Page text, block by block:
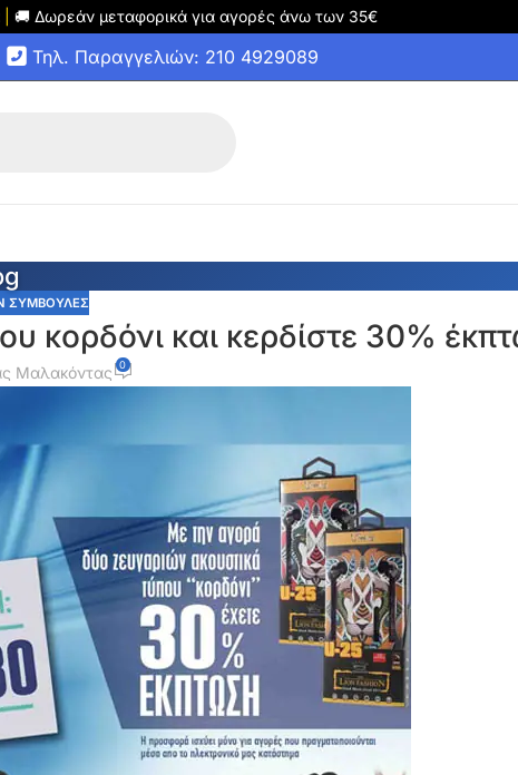
🚚 Δωρεάν μεταφορικά για αγορές άνω των 35€
Τηλ. Παραγγελιών: 210 4929089
ΣΥΜΒΟΥΛΕΣ
κορδόνι και κερδίστε 30%
Μαλακόντας 0